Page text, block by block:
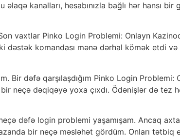
kanalları, hesabınızla bağlı hər hansı bir
vaxtlar Pinko Login Problemi: Onlayn
dəstək komandası mənə dərhal kömək etdi və
Bir dəfə qarşılaşdığım Pinko Login Problemi:
neçə dəqiqəyə yoxa çıxdı. Ödənişlər də tez
dəfə login problemi yaşamışam. Ancaq
bir neçə məsləhət gördüm. Onları tətbiq